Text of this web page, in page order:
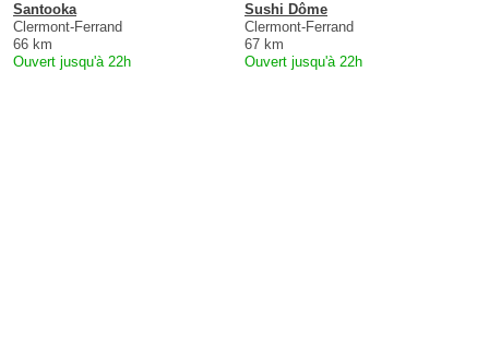
Santooka
Clermont-Ferrand
66 km
Ouvert jusqu'à 22h
Sushi Dôme
Clermont-Ferrand
67 km
Ouvert jusqu'à 22h